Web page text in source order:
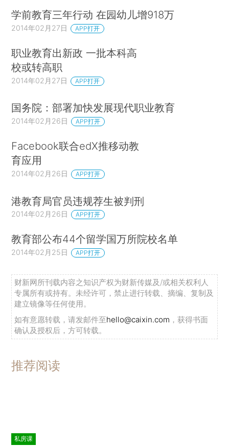
学前教育三年行动 在园幼儿增918万
2014年02月27日 APP打开
职业教育出新政 一批本科高
校或转高职
2014年02月27日 APP打开
国务院：部署加快发展现代职业教育
2014年02月26日 APP打开
Facebook联合edX推移动教
育应用
2014年02月26日 APP打开
港教育局官员违规荐生被判刑
2014年02月26日 APP打开
教育部公布44个留学国万所院校名单
2014年02月25日 APP打开
财新网所刊载内容之知识产权为财新传媒及/或相关权利人
专属所有或持有。未经许可，禁止进行转载、摘编、复制及
建立镜像等任何使用。
如有意愿转载，请发邮件至hello@caixin.com ，获得书面
确认及授权后，方可转载。
推荐阅读
私房课